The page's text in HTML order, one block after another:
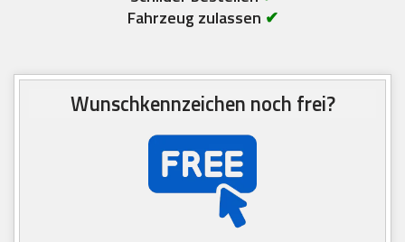
Fahrzeug zulassen ✔
Wunschkennzeichen noch frei?